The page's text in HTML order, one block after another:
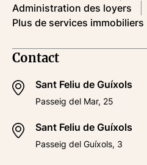
Contact
Sant Feliu de Guíxols
Passeig del Mar, 25
Sant Feliu de Guíxols
Passeig del Guíxols, 3
Administration des loyers
Plus de services immobiliers